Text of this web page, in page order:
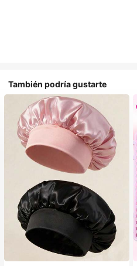
También podría gustarte
#1 Más vendidos
en Multicolor Gorros para el pelo para mujer
Establecido hace 1 año